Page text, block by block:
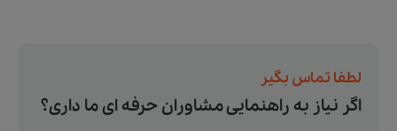
لطفا تماس بگیر
اگر نیاز به راهنمایی مشاوران حرفه ای ما داری؟